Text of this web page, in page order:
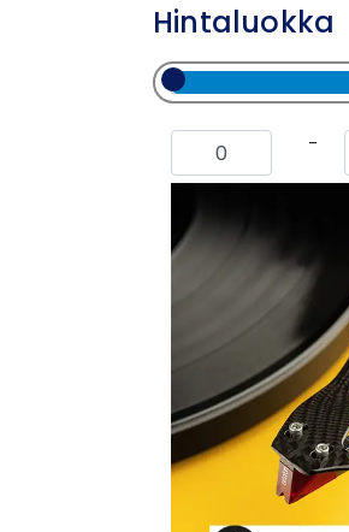
Hintaluokka
-